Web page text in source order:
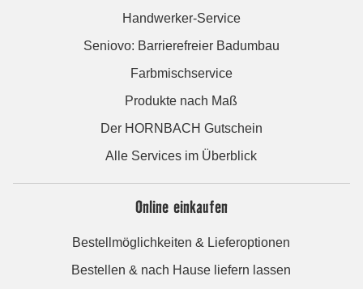
Handwerker-Service
Seniovo: Barrierefreier Badumbau
Farbmischservice
Produkte nach Maß
Der HORNBACH Gutschein
Alle Services im Überblick
Online einkaufen
Bestellmöglichkeiten & Lieferoptionen
Bestellen & nach Hause liefern lassen